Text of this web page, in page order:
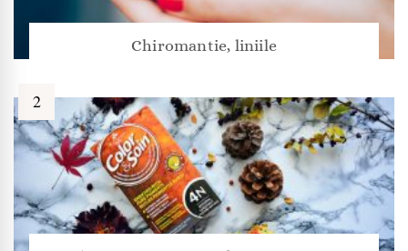
Chiromantie, liniile